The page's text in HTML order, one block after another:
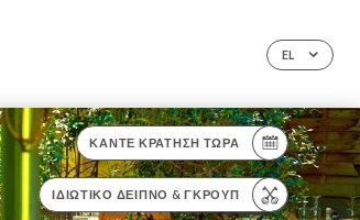
EL
ΚΆΝΤΕ ΚΡΆΤΗΣΗ ΤΏΡΑ
ΙΔΙΩΤΙΚΌ ΔΕΊΠΝΟ & ΓΚΡΟΥΠ